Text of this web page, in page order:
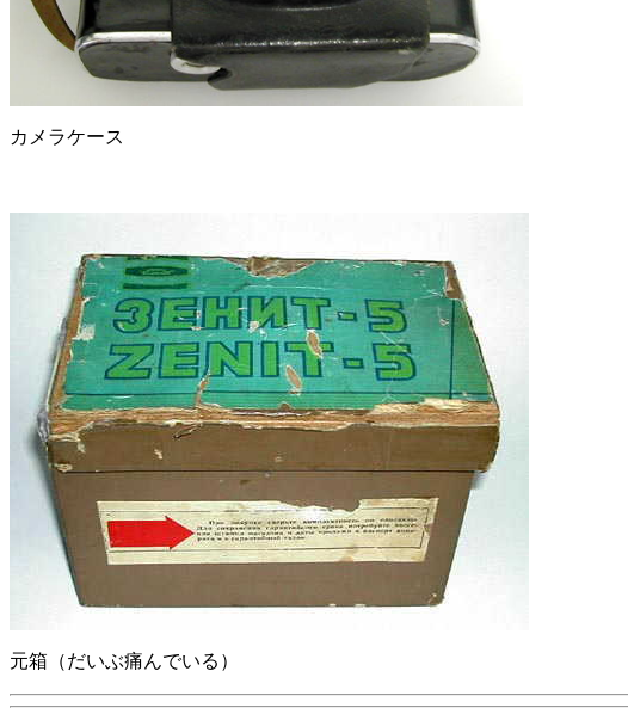
カメラケース
元箱（だいぶ痛んでいる）